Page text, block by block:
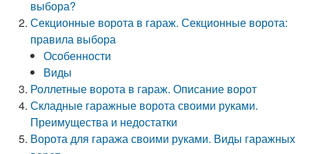
выбора?
Секционные ворота в гараж. Секционные ворота:
правила выбора
Особенности
Виды
Роллетные ворота в гараж. Описание ворот
Складные гаражные ворота своими руками.
Преимущества и недостатки
Ворота для гаража своими руками. Виды гаражных